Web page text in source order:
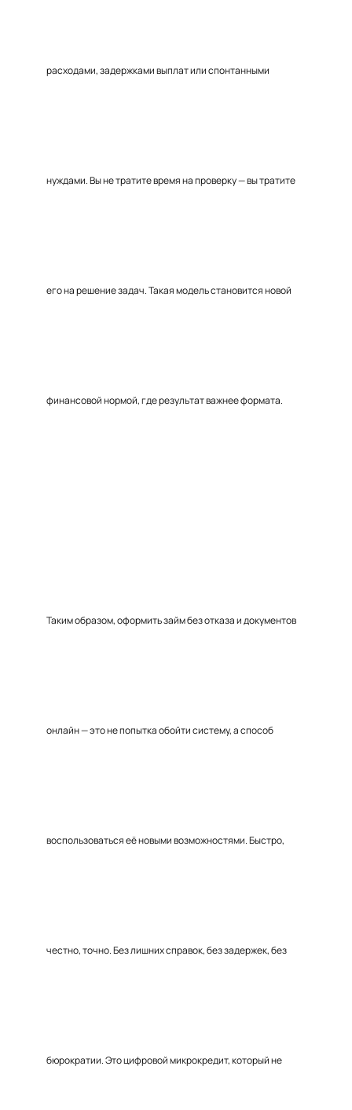
расходами, задержками выплат или спонтанными
нуждами. Вы не тратите время на проверку — вы тратите
его на решение задач. Такая модель становится новой
финансовой нормой, где результат важнее формата.
Таким образом, оформить займ без отказа и документов
онлайн — это не попытка обойти систему, а способ
воспользоваться её новыми возможностями. Быстро,
честно, точно. Без лишних справок, без задержек, без
бюрократии. Это цифровой микрокредит, который не